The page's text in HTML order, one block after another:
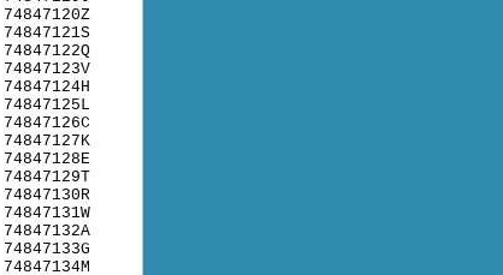
74847120Z
74847121S
74847122Q
74847123V
74847124H
74847125L
74847126C
74847127K
74847128E
74847129T
74847130R
74847131W
74847132A
74847133G
74847134M